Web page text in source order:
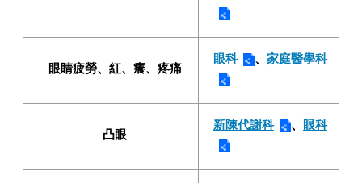
眼睛疲勞、紅、癢、疼痛
眼科 、 家庭醫學科
凸眼
新陳代謝科 、 眼科